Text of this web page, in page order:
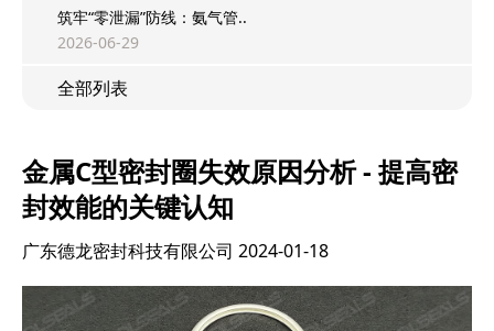
筑牢“零泄漏”防线：氨气管..
2026-06-29
全部列表
金属C型密封圈失效原因分析 - 提高密
封效能的关键认知
广东德龙密封科技有限公司 2024-01-18